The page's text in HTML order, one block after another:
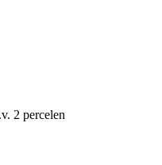
2 percelen